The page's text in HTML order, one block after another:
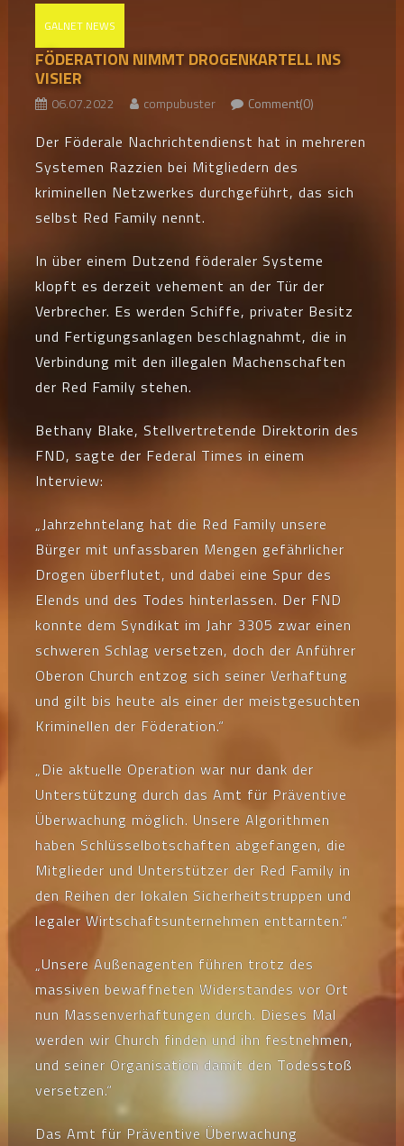
GALNET NEWS
FÖDERATION NIMMT DROGENKARTELL INS
VISIER
06.07.2022 compubuster Comment(0)
Der Föderale Nachrichtendienst hat in mehreren
Systemen Razzien bei Mitgliedern des
kriminellen Netzwerkes durchgeführt, das sich
selbst Red Family nennt.
In über einem Dutzend föderaler Systeme
klopft es derzeit vehement an der Tür der
Verbrecher. Es werden Schiffe, privater Besitz
und Fertigungsanlagen beschlagnahmt, die in
Verbindung mit den illegalen Machenschaften
der Red Family stehen.
Bethany Blake, Stellvertretende Direktorin des
FND, sagte der Federal Times in einem
Interview:
„Jahrzehntelang hat die Red Family unsere
Bürger mit unfassbaren Mengen gefährlicher
Drogen überflutet, und dabei eine Spur des
Elends und des Todes hinterlassen. Der FND
konnte dem Syndikat im Jahr 3305 zwar einen
schweren Schlag versetzen, doch der Anführer
Oberon Church entzog sich seiner Verhaftung
und gilt bis heute als einer der meistgesuchten
Kriminellen der Föderation.“
„Die aktuelle Operation war nur dank der
Unterstützung durch das Amt für Präventive
Überwachung möglich. Unsere Algorithmen
haben Schlüsselbotschaften abgefangen, die
Mitglieder und Unterstützer der Red Family in
den Reihen der lokalen Sicherheitstruppen und
legaler Wirtschaftsunternehmen enttarnten.“
„Unsere Außenagenten führen trotz des
massiven bewaffneten Widerstandes vor Ort
nun Massenverhaftungen durch. Dieses Mal
werden wir Church finden und ihn festnehmen,
und seiner Organisation damit den Todesstoß
versetzen.“
Das Amt für Präventive Überwachung